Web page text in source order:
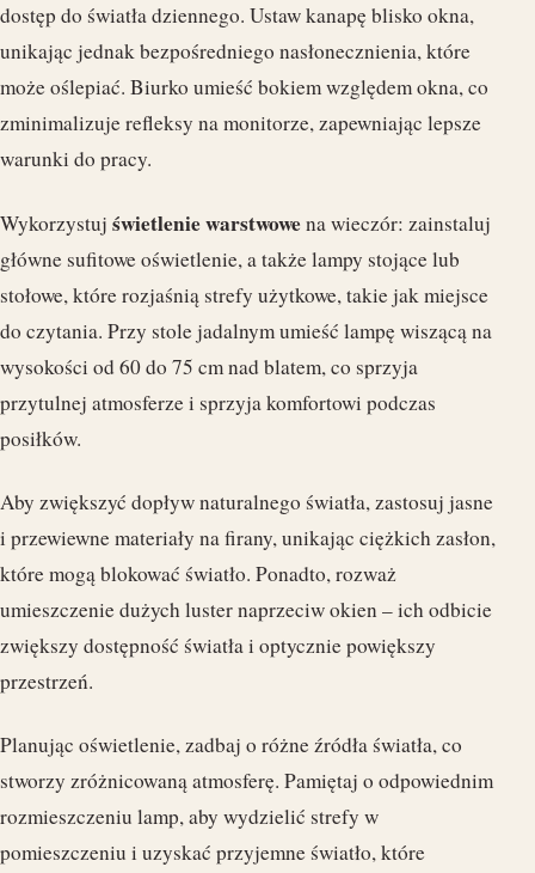
dostęp do światła dziennego. Ustaw kanapę blisko okna,
unikając jednak bezpośredniego nasłonecznienia, które
może oślepiać. Biurko umieść bokiem względem okna, co
zminimalizuje refleksy na monitorze, zapewniając lepsze
warunki do pracy.
Wykorzystuj świetlenie warstwowena wieczór: zainstaluj
główne sufitowe oświetlenie, a także lampy stojące lub
stołowe, które rozjaśnią strefy użytkowe, takie jak miejsce
do czytania. Przy stole jadalnym umieść lampę wiszącą na
wysokości od 60 do 75 cm nad blatem, co sprzyja
przytulnej atmosferze i sprzyja komfortowi podczas
posiłków.
Aby zwiększyć dopływ naturalnego światła, zastosuj jasne
i przewiewne materiały na firany, unikając ciężkich zasłon,
które mogą blokować światło. Ponadto, rozważ
umieszczenie dużych luster naprzeciw okien – ich odbicie
zwiększy dostępność światła i optycznie powiększy
przestrzeń.
Planując oświetlenie, zadbaj o różne źródła światła, co
stworzy zróżnicowaną atmosferę. Pamiętaj o odpowiednim
rozmieszczeniu lamp, aby wydzielić strefy w
pomieszczeniu i uzyskać przyjemne światło, które